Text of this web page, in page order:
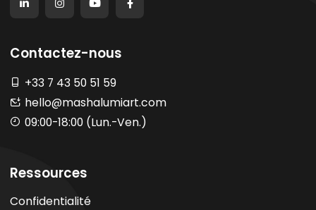
Contactez-nous
+33 7 43 50 51 59
hello@mashalumiart.com
09:00-18:00 (Lun.-Ven.)
Ressources
Confidentialité